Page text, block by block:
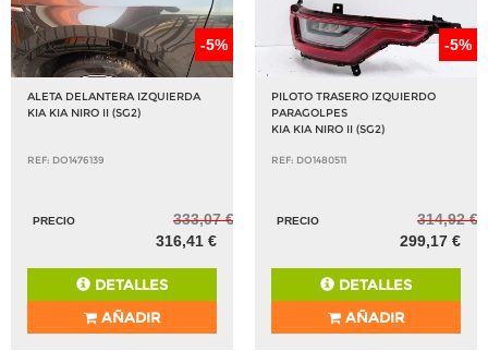
-5%
ALETA DELANTERA IZQUIERDA
KIA KIA NIRO II (SG2)
REF: DO1476139
PRECIO
333,07 €
316,41 €
DETALLES
AÑADIR
-5%
PILOTO TRASERO IZQUIERDO
PARAGOLPES
KIA KIA NIRO II (SG2)
REF: DO1480511
PRECIO
314,92 €
299,17 €
DETALLES
AÑADIR